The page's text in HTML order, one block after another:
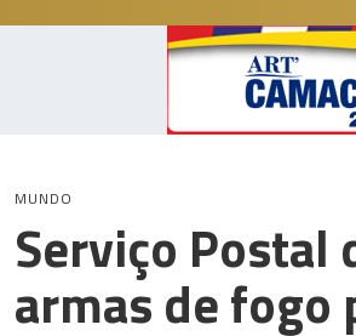
MUNDO
Serviço Postal
armas de fogo